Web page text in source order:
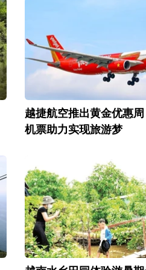
越捷航空推出黄金优惠
机票助力实现旅游梦